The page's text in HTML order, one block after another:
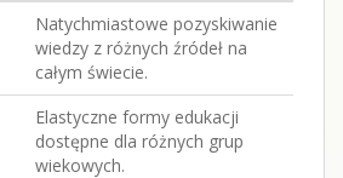
Natychmiastowe pozyskiwanie
wiedzy z różnych źródeł na
całym świecie.
Elastyczne formy edukacji
dostępne dla różnych grup
wiekowych.